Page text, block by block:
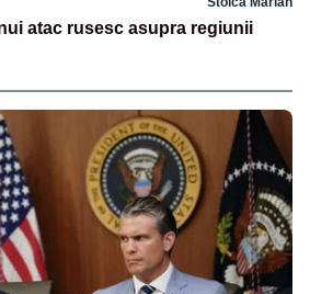
atac rusesc asupra regiunii